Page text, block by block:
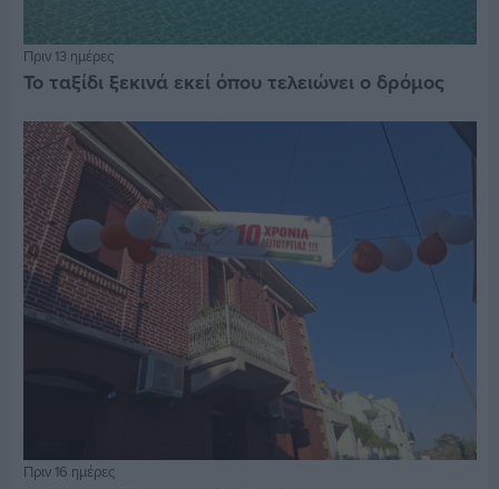
Πριν 13 ημέρες
Το ταξίδι ξεκινά εκεί όπου τελειώνει ο δρόμος
Πριν 16 ημέρες